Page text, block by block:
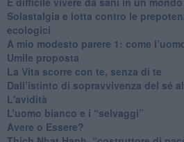
Solastalgia e lotta contro le
ecologici
​A mio modesto parere 1: come
​Umile proposta
​La Vita scorre con te, senza di te
​Dall’istinto di sopravvivenza del sé
L'avidità
​L’uomo bianco e i “selvaggi”
​Avere o Essere?